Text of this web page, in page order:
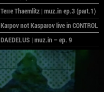
Terre Thaemlitz | muz.in ep.3 (part.1)
Karpov not Kasparov live in CONTROL
DAEDELUS | muz.in – ep. 9
LALELE, LALELE – prima premieră a
anului la MACAZ
CinePOLSKA – filme poloneze la
București